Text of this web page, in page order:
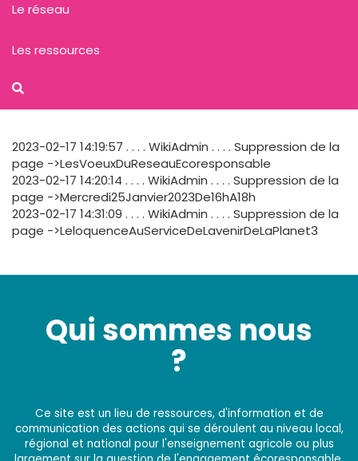
2023-02-17 14:19:57 . . . . WikiAdmin . . . . Suppression de la
page ->LesVoeuxDuReseauEcoresponsable
2023-02-17 14:20:14 . . . . WikiAdmin . . . . Suppression de la
page ->Mercredi25Janvier2023De16hA18h
2023-02-17 14:31:09 . . . . WikiAdmin . . . . Suppression de la
page ->LeloquenceAuServiceDeLavenirDeLaPlanet3
Le réseau
Les ressources
Qui sommes nous
?
Ce site est un lieu de ressources, d'information et de
communication des actions qui se déroulent au niveau local,
régional et national pour l'enseignement agricole ou plus